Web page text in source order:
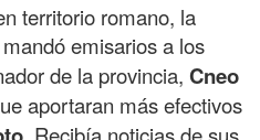
romano, la
mandó emisarios a los
de la provincia, Cneo
aportaran más efectivos
. Recibía noticias de sus